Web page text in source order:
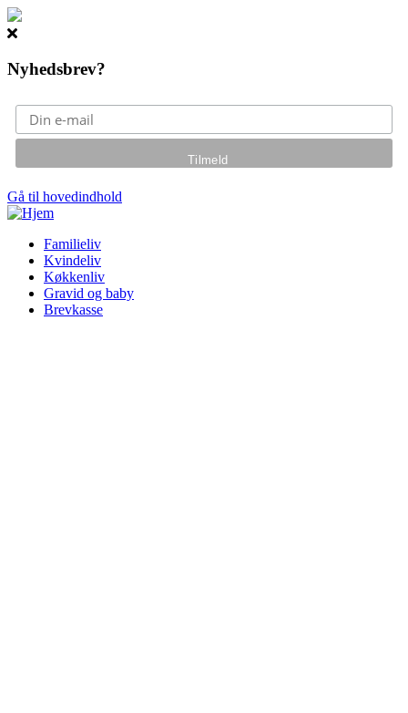
Nyhedsbrev?
Gå til hovedindhold
Familieliv
Kvindeliv
Køkkenliv
Gravid og baby
Brevkasse